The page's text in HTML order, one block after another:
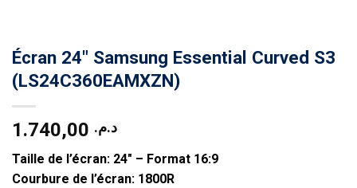
Écran 24″ Samsung Essential Curved S3
(LS24C360EAMXZN)
د.م.
Taille de l’écran: 24″ – Format 16:9
Courbure de l’écran: 1800R